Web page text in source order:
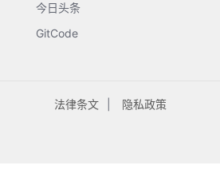
今日头条
GitCode
法律条文 隐私政策